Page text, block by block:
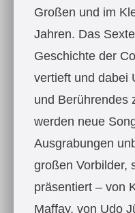
Großen und im
Jahren. Das
Geschichte der
vertieft und dabei
und Berührendes
werden neue
Ausgrabungen
großen Vorbilder,
präsentiert – von
Maffay, von Udo